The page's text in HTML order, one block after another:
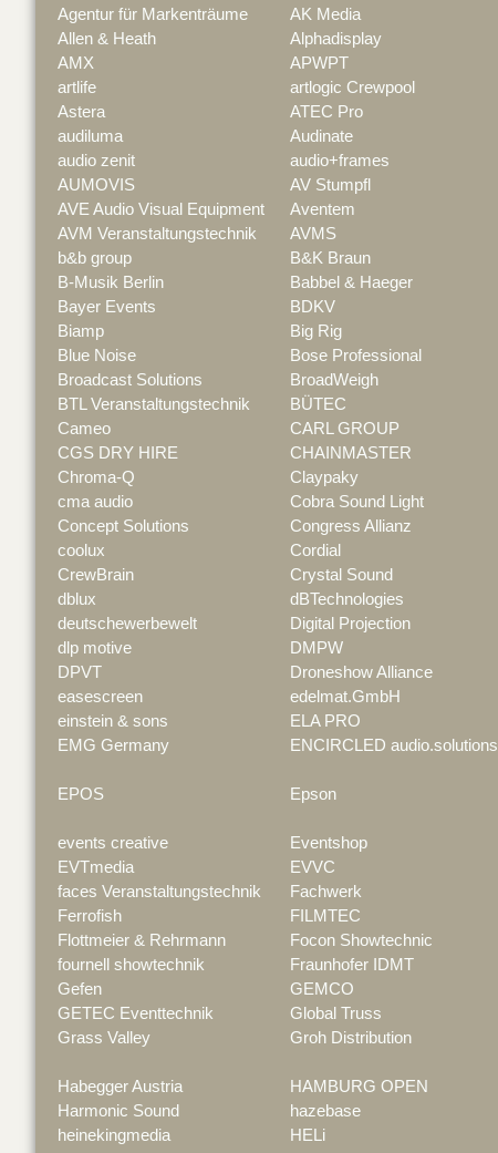
Agentur für Markenträume
AK Media
Allen & Heath
Alphadisplay
AMX
APWPT
artlife
artlogic Crewpool
Astera
ATEC Pro
audiluma
Audinate
audio zenit
audio+frames
AUMOVIS
AV Stumpfl
AVE Audio Visual Equipment
Aventem
AVM Veranstaltungstechnik
AVMS
b&b group
B&K Braun
B-Musik Berlin
Babbel & Haeger
Bayer Events
BDKV
Biamp
Big Rig
Blue Noise
Bose Professional
Broadcast Solutions
BroadWeigh
BTL Veranstaltungstechnik
BÜTEC
Cameo
CARL GROUP
CGS DRY HIRE
CHAINMASTER
Chroma-Q
Claypaky
cma audio
Cobra Sound Light
Concept Solutions
Congress Allianz
coolux
Cordial
CrewBrain
Crystal Sound
dblux
dBTechnologies
deutschewerbewelt
Digital Projection
dlp motive
DMPW
DPVT
Droneshow Alliance
easescreen
edelmat.GmbH
einstein & sons
ELA PRO
EMG Germany
ENCIRCLED audio.solutions
EPOS
Epson
events creative
Eventshop
EVTmedia
EVVC
faces Veranstaltungstechnik
Fachwerk
Ferrofish
FILMTEC
Flottmeier & Rehrmann
Focon Showtechnic
fournell showtechnik
Fraunhofer IDMT
Gefen
GEMCO
GETEC Eventtechnik
Global Truss
Grass Valley
Groh Distribution
Habegger Austria
HAMBURG OPEN
Harmonic Sound
hazebase
heinekingmedia
HELi